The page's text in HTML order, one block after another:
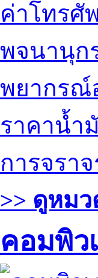
ค่าโทรศั
พจนานุก
พยากรณ์
ราคาน้ำ
การจราจ
>> ดูหม
คอมพิว